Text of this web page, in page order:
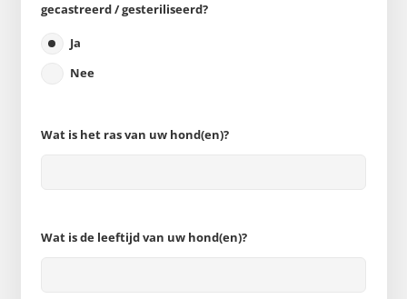
gecastreerd / gesteriliseerd?
Ja
Nee
Wat is het ras van uw hond(en)?
Wat is de leeftijd van uw hond(en)?